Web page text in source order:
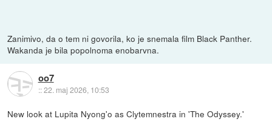
Zanimivo, da o tem ni govorila, ko je snemala film Black Panther.
Wakanda je bila popolnoma enobarvna.
oo7
::22. maj 2026, 10:53
New look at Lupita Nyong'o as Clytemnestra in 'The Odyssey.'